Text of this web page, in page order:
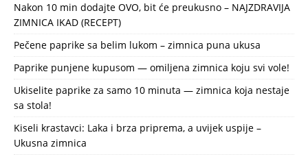
Nakon 10 min dodajte OVO, bit će preukusno – NAJZDRAVIJA
ZIMNICA IKAD (RECEPT)
Pečene paprike sa belim lukom – zimnica puna ukusa
Paprike punjene kupusom — omiljena zimnica koju svi vole!
Ukiselite paprike za samo 10 minuta — zimnica koja nestaje
sa stola!
Kiseli krastavci: Laka i brza priprema, a uvijek uspije –
Ukusna zimnica